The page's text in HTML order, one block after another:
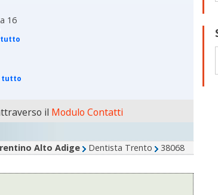
16
tutto
tutto
il Modulo Contatti
Alto Adige Dentista Trento 38068